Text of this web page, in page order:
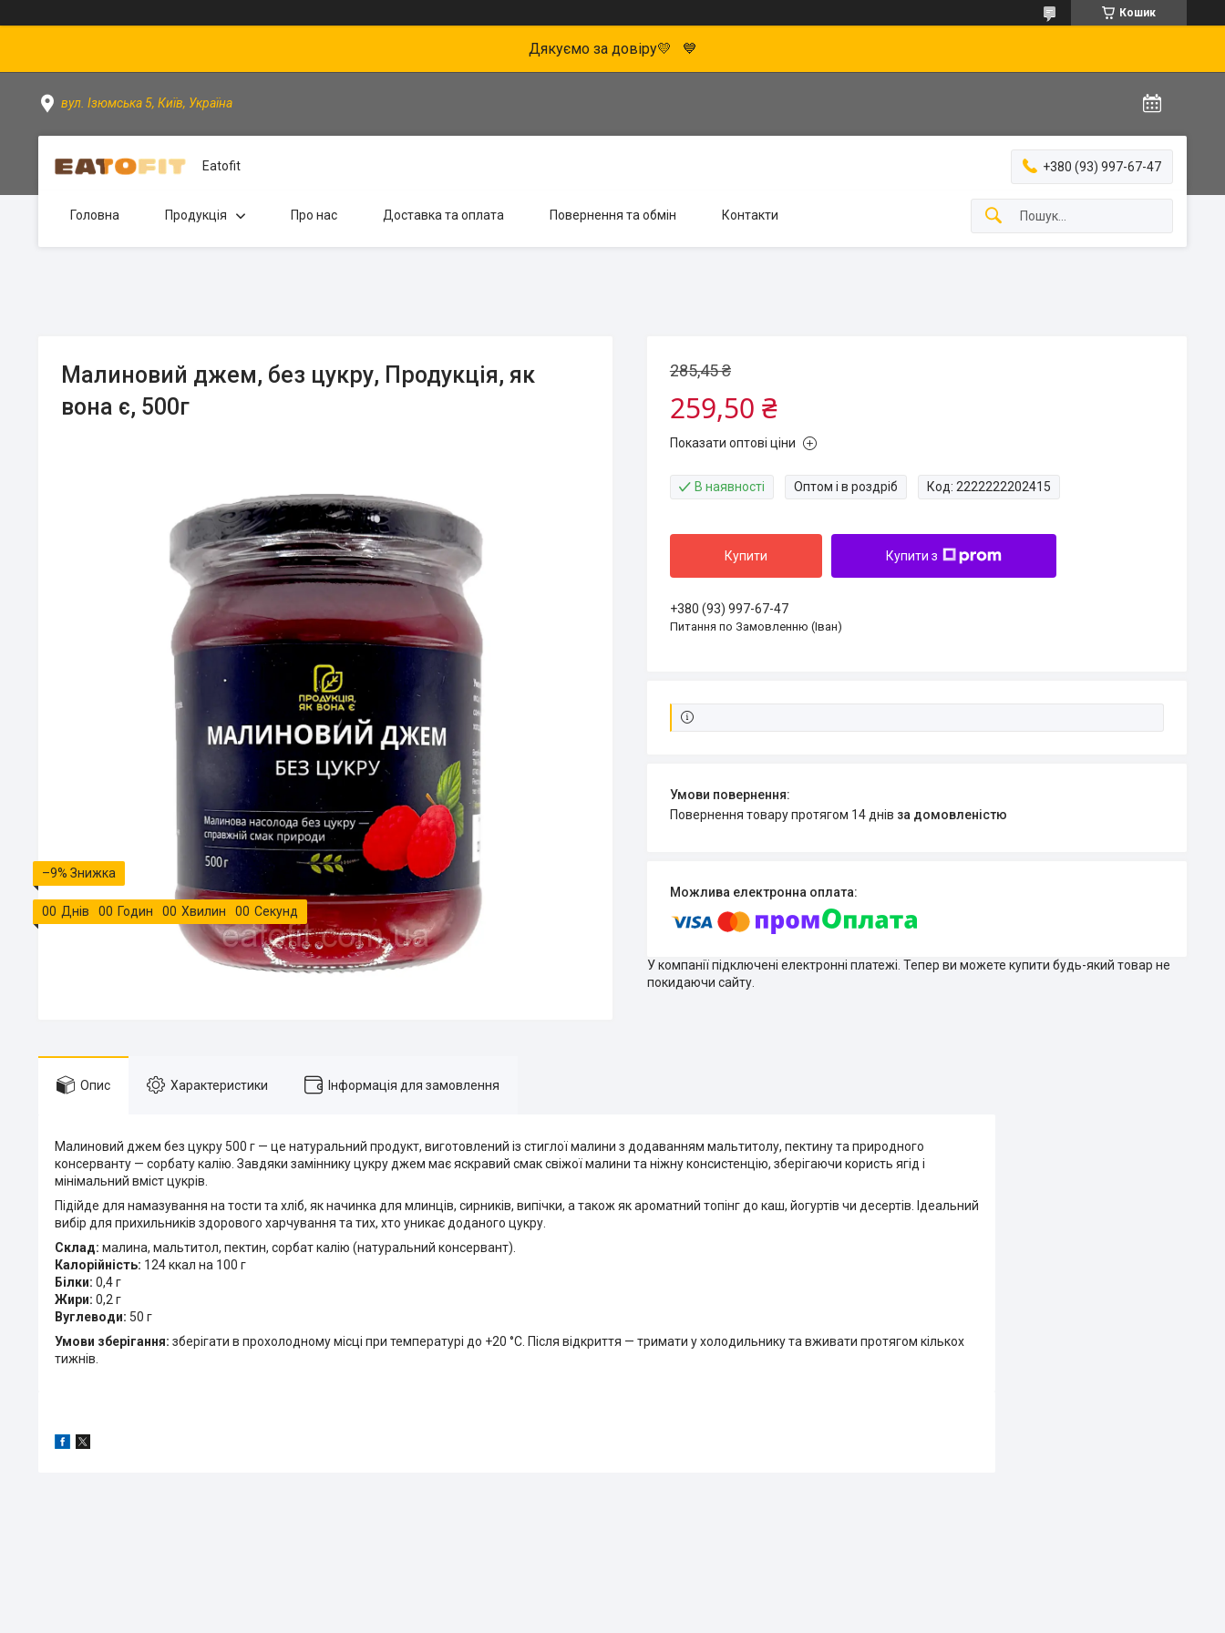
Кошик
Дякуємо за довіру💛 💙
вул. Ізюмська 5, Київ, Україна
Eatofit +380 (93) 997-67-47
Головна Продукція Про нас Доставка та оплата Повернення та обмін Контакти
Малиновий джем, без цукру, Продукція, як
вона є, 500г
–9%
00 Днів 00 Годин 00 Хвилин 00 Секунд
285,45 ₴
259,50 ₴
Показати оптові ціни
В наявності Оптом і в роздріб Код: 2222222202415
Купити Купити з
+380 (93) 997-67-47
Питання по Замовленню (Іван)
повернення товару протягом 14 днів за домовленістю
У компанії підключені електронні платежі. Тепер ви можете купити будь-який товар не
покидаючи сайту.
Опис Характеристики Інформація для замовлення
Малиновий джем без цукру 500 г — це натуральний продукт, виготовлений із стиглої малини з додаванням мальтитолу, пектину та природного
консерванту — сорбату калію. Завдяки заміннику цукру джем має яскравий смак свіжої малини та ніжну консистенцію, зберігаючи користь ягід і
мінімальний вміст цукрів.
Підійде для намазування на тости та хліб, як начинка для млинців, сирників, випічки, а також як ароматний топінг до каш, йогуртів чи десертів. Ідеальний
вибір для прихильників здорового харчування та тих, хто уникає доданого цукру.
Склад: малина, мальтитол, пектин, сорбат калію (натуральний консервант).
Калорійність: 124 ккал на 100 г
Білки: 0,4 г
Жири: 0,2 г
Вуглеводи: 50 г
Умови зберігання: зберігати в прохолодному місці при температурі до +20 °C. Після відкриття — тримати у холодильнику та вживати протягом кількох
тижнів.